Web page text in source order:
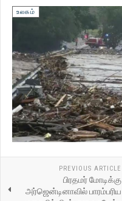
உலகம்
PREVIOUS ARTICLE
பிரதமர் மோடிக்கு
அர்ஜென்டினாவில் பாரம்பரிய